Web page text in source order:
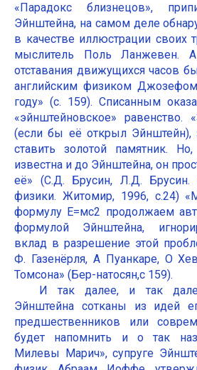
«Парадокс близнецов»,
Эйнштейна, на самом деле
в качестве иллюстрации своих
мыслитель Поль Ланжевен.
отставания движущихся часов
английским физиком
году» (с. 159). Списанным
«эйнштейновское» равенство.
(если бы её открыл
ставить золотой памятник.
известна и до Эйнштейна, он
её» (С.Д. Брусин, Л.Д.
физики. Житомир, 1996, с.24)
формулу Е=мс2 продолжаем
формулой Эйнштейна,
вклад в разрешение этой
Ф. Газенёрля, А Пуанкаре, О
Томсона» (Бер-натосян,с 159).
И так далее, и так
Эйнштейна сотканы из идей
предшественников или
будет напомнить и о так
Милевы Марич», супруге